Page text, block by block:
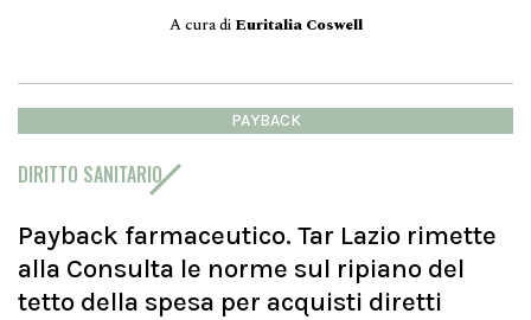
A cura di Euritalia Coswell
PAYBACK
DIRITTO SANITARIO
Payback farmaceutico. Tar Lazio rimette
alla Consulta le norme sul ripiano del
tetto della spesa per acquisti diretti